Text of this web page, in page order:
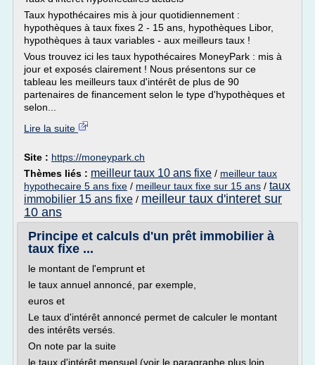
Taux hypothécaires mis à jour quotidiennement :
hypothèques à taux fixes 2 - 15 ans, hypothèques Libor,
hypothèques à taux variables - aux meilleurs taux !
Vous trouvez ici les taux hypothécaires MoneyPark : mis à
jour et exposés clairement ! Nous présentons sur ce
tableau les meilleurs taux d'intérêt de plus de 90
partenaires de financement selon le type d'hypothèques et
selon...
Lire la suite
Site : https://moneypark.ch
Thèmes liés : meilleur taux 10 ans fixe / meilleur taux
hypothecaire 5 ans fixe / meilleur taux fixe sur 15 ans / taux
immobilier 15 ans fixe / meilleur taux d'interet sur
10 ans
Principe et calculs d'un prêt immobilier à
taux fixe ...
le montant de l'emprunt et
le taux annuel annoncé, par exemple,
euros et
Le taux d'intérêt annoncé permet de calculer le montant
des intérêts versés.
On note par la suite
le taux d'intérêt mensuel (voir le paragraphe plus loin